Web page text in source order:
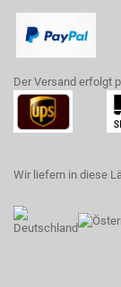
Der Versand erfolgt
Wir liefern in diese